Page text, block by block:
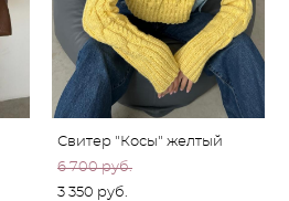
Свитер "Косы" желтый
6 700 pуб.
3 350 pуб.